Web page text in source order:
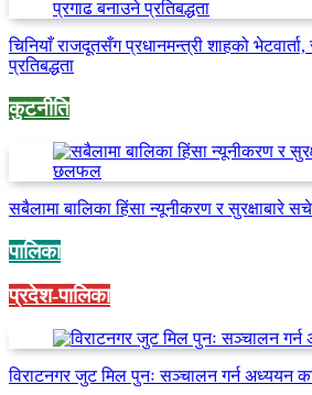
चिनियाँ राजदूतसँग प्रधानमन्त्री शाहको
प्रतिबद्धता
कुटनीति
सबैलामा बालिका हिंसा न्यूनीकरण र
पालिका
प्रदेश-पालिका
विराटनगर जुट मिल पुनः सञ्चालन गर्न अध्ययन